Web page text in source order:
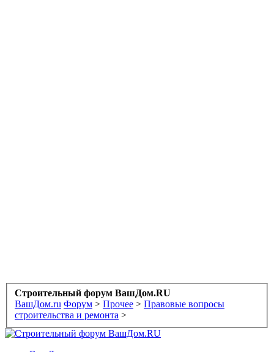
Строительный форум ВашДом.RU
ВашДом.ru Форум > Прочее > Правовые вопросы
строительства и ремонта >